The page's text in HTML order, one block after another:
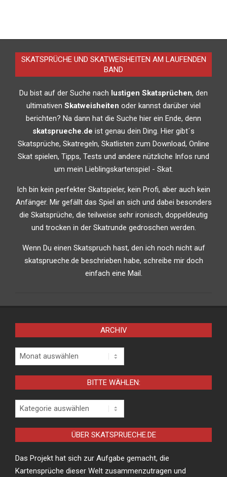
08-
SKATSPRÜCHE UND SKATWEISHEITEN AM LAUFENDEN
BAND
Du bist auf der Suche nach lustigen Skatsprüchen, den
ultimativen Skatweisheiten oder kannst darüber viel
berichten? Na dann hat die Suche hier ein Ende, denn
skatsprueche.de ist genau dein Ding. Hier gibt´s
Skatsprüche, Skatregeln, Skatlisten zum Download, Online
Skat spielen, Tipps, Tests und andere nützliche Infos rund
um mein Lieblingskartenspiel - Skat.
Ich bin kein perfekter Skatspieler, kein Profi, aber auch kein
Anfänger. Mir gefällt das Spiel an sich und dabei besonders
die Skatsprüche, die teilweise sehr ironisch, doppeldeutig
und trocken in der Skatrunde gedroschen werden.
Wenn Du einen Skatspruch hast, den ich noch nicht auf
skatsprueche.de beschrieben habe, schreibe mir doch
einfach eine Mail.
ARCHIV
Archiv
BITTE WÄHLEN:
Bitte
wählen:
ÜBER SKATSPRUECHE.DE
Das Projekt hat sich zur Aufgabe gemacht, die
Kartensprüche dieser Welt zusammenzutragen und